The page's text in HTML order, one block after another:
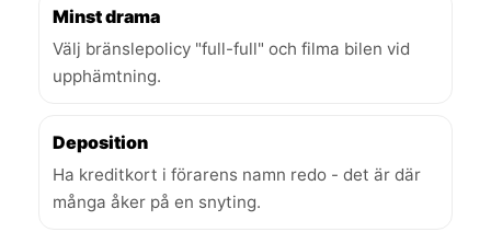
Minst drama
Välj bränslepolicy "full-full" och filma bilen vid
upphämtning.
Deposition
Ha kreditkort i förarens namn redo - det är där
många åker på en snyting.